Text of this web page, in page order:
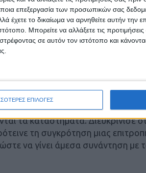
επεξεργασία των προσωπικών σας
έχετε το δικαίωμα να αρνηθείτε αυτήν την
Μπορείτε να αλλάξετε τις
σε αυτόν τον ιστότοπο και
ΕΠΙΛΟΓΕΣ
Στεργιούλης.
Ζυγογιάννης απέρριψε το
Αρχής. Σημείωσε ότι το
συμβουλέψει πως να γίνει
επιχειρήσεις.
Λαμπρόπουλος, υπογράμμισε
και όλοι τάσσονται υπέρ της
τα καταστήματα. Διευκρίνισε
τη συγκρότηση μιας
να γίνει άμεσα συνάντηση με